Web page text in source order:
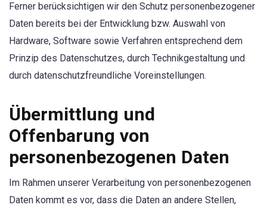
Ferner berücksichtigen wir den Schutz personenbezogener
Daten bereits bei der Entwicklung bzw. Auswahl von
Hardware, Software sowie Verfahren entsprechend dem
Prinzip des Datenschutzes, durch Technikgestaltung und
durch datenschutzfreundliche Voreinstellungen.
Übermittlung und
Offenbarung von
personenbezogenen Daten
Im Rahmen unserer Verarbeitung von personenbezogenen
Daten kommt es vor, dass die Daten an andere Stellen,